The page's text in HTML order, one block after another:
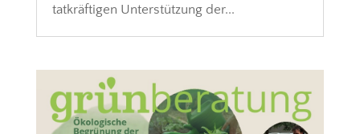
tatkräftigen Unterstützung der...